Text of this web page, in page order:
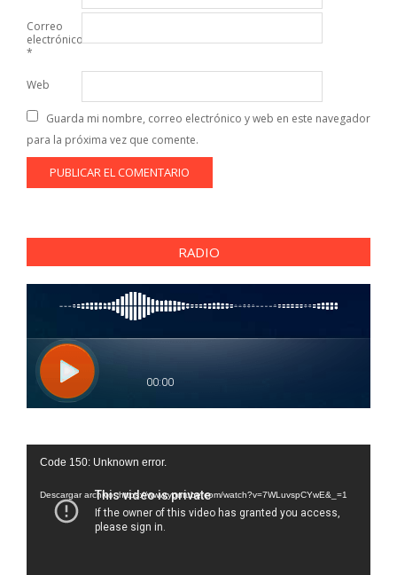
Correo
electrónico
*
Web
Guarda mi nombre, correo electrónico y web en este navegador
para la próxima vez que comente.
RADIO
Reproductor
vídeo
Code 150: Unknown error.
Descargar archivo: https://www.youtube.com/watch?v=7WLuvspCYwE&_=1